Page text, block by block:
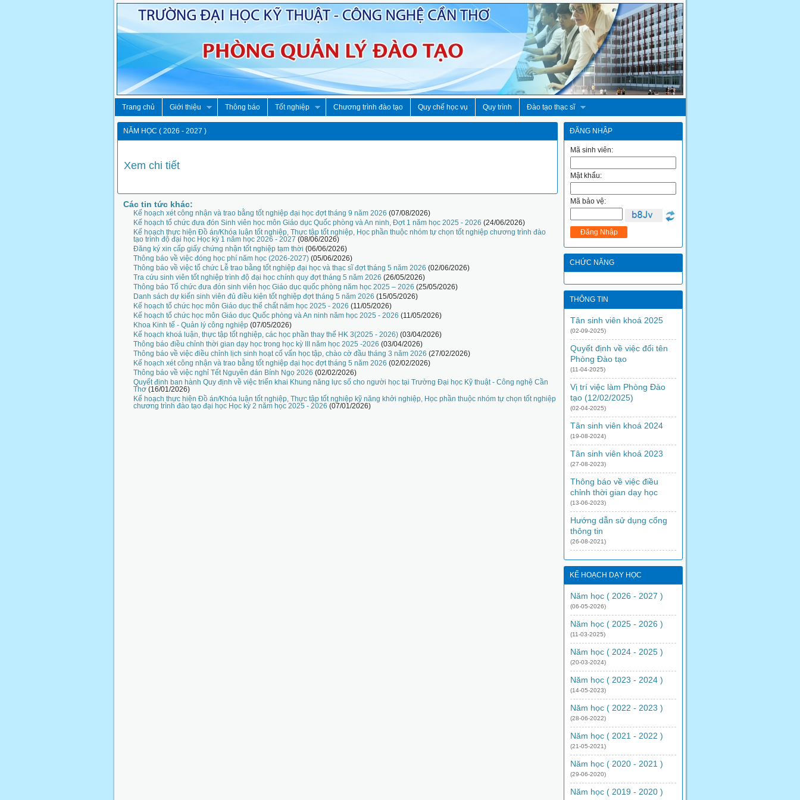
Trang chủ Giới thiệu Thông báo Tốt nghiệp Chương trình đào tạo Quy chế học vụ Quy trình Đào tạo thạc sĩ
NĂM HỌC ( 2026 - 2027 )
Xem chi tiết
Các tin tức khác:
Kế hoạch xét công nhận và trao bằng tốt nghiệp đại học đợt tháng 9 năm 2026 (07/08/2026)
Kế hoạch tổ chức đưa đón Sinh viên học môn Giáo dục Quốc phòng và An ninh, Đợt 1 năm học 2025 - 2026 (24/06/2026)
Kế hoạch thực hiện Đồ án/Khóa luận tốt nghiệp, Thực tập tốt nghiệp, Học phần thuộc nhóm tự chọn tốt nghiệp chương trình đào
tạo trình độ đại học Học kỳ 1 năm học 2026 - 2027 (08/06/2026)
Đăng ký xin cấp giấy chứng nhận tốt nghiệp tạm thời (06/06/2026)
Thông báo về việc đóng học phí năm học (2026-2027) (05/06/2026)
Thông báo về việc tổ chức Lễ trao bằng tốt nghiệp đại học và thạc sĩ đợt tháng 5 năm 2026 (02/06/2026)
Tra cứu sinh viên tốt nghiệp trình độ đại học chính quy đợt tháng 5 năm 2026 (26/05/2026)
Thông báo Tổ chức đưa đón sinh viên học Giáo dục quốc phòng năm học 2025 – 2026 (25/05/2026)
Danh sách dự kiến sinh viên đủ điều kiện tốt nghiệp đợt tháng 5 năm 2026 (15/05/2026)
Kế hoạch tổ chức học môn Giáo dục thể chất năm học 2025 - 2026 (11/05/2026)
Kế hoạch tổ chức học môn Giáo dục Quốc phòng và An ninh năm học 2025 - 2026 (11/05/2026)
Khoa Kinh tế - Quản lý công nghiệp (07/05/2026)
Kế hoạch khoá luận, thực tập tốt nghiệp, các học phần thay thế HK 3(2025 - 2026) (03/04/2026)
Thông báo điều chỉnh thời gian dạy học trong học kỳ III năm học 2025 -2026 (03/04/2026)
Thông báo về việc điều chỉnh lịch sinh hoạt cố vấn học tập, chào cờ đầu tháng 3 năm 2026 (27/02/2026)
Kế hoạch xét công nhận và trao bằng tốt nghiệp đại học đợt tháng 5 năm 2026 (02/02/2026)
Thông báo về việc nghỉ Tết Nguyên đán Bính Ngọ 2026 (02/02/2026)
Quyết định ban hành Quy định về việc triển khai Khung năng lực số cho người học tại Trường Đại học Kỹ thuật - Công nghệ Cần
Thơ (16/01/2026)
Kế hoạch thực hiện Đồ án/Khóa luận tốt nghiệp, Thực tập tốt nghiệp kỹ năng khởi nghiệp, Học phần thuộc nhóm tự chọn tốt nghiệp
chương trình đào tạo đại học Học kỳ 2 năm học 2025 - 2026 (07/01/2026)
ĐĂNG NHẬP
Mã sinh viên:
Mật khẩu:
Mã bảo vệ:
CHỨC NĂNG
THÔNG TIN
Tân sinh viên khoá 2025
(02-09-2025)
Quyết định về việc đổi tên
Phòng Đào tạo
(11-04-2025)
Vị trí việc làm Phòng Đào
tạo (12/02/2025)
(02-04-2025)
Tân sinh viên khoá 2024
(19-08-2024)
Tân sinh viên khoá 2023
(27-08-2023)
Thông báo về việc điều
chỉnh thời gian dạy học
(13-06-2023)
Hướng dẫn sử dụng cổng
thông tin
(26-08-2021)
KẾ HOẠCH DẠY HỌC
Năm học ( 2026 - 2027 )
(06-05-2026)
Năm học ( 2025 - 2026 )
(11-03-2025)
Năm học ( 2024 - 2025 )
(20-03-2024)
Năm học ( 2023 - 2024 )
(14-05-2023)
Năm học ( 2022 - 2023 )
(28-06-2022)
Năm học ( 2021 - 2022 )
(21-05-2021)
Năm học ( 2020 - 2021 )
(29-06-2020)
Năm học ( 2019 - 2020 )